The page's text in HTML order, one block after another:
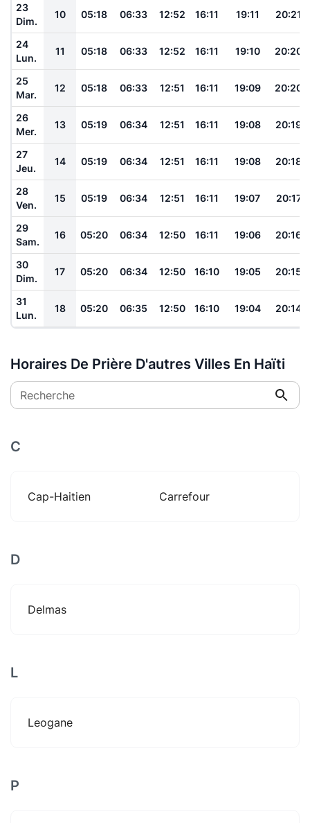
23
Dim.
10 05:18 06:33 12:52 16:11 19:11 20:21
24
Lun.
11 05:18 06:33 12:52 16:11 19:10 20:20
25
Mar.
12 05:18 06:33 12:51 16:11 19:09 20:20
26
Mer.
13 05:19 06:34 12:51 16:11 19:08 20:19
27
Jeu.
14 05:19 06:34 12:51 16:11 19:08 20:18
28
Ven.
15 05:19 06:34 12:51 16:11 19:07 20:17
29
Sam.
16 05:20 06:34 12:50 16:11 19:06 20:16
30
Dim.
17 05:20 06:34 12:50 16:10 19:05 20:15
31
Lun.
18 05:20 06:35 12:50 16:10 19:04 20:14
Horaires De Prière D'autres Villes En Haïti
Recherche
C
Cap-Haitien Carrefour
D
Delmas
L
Leogane
P